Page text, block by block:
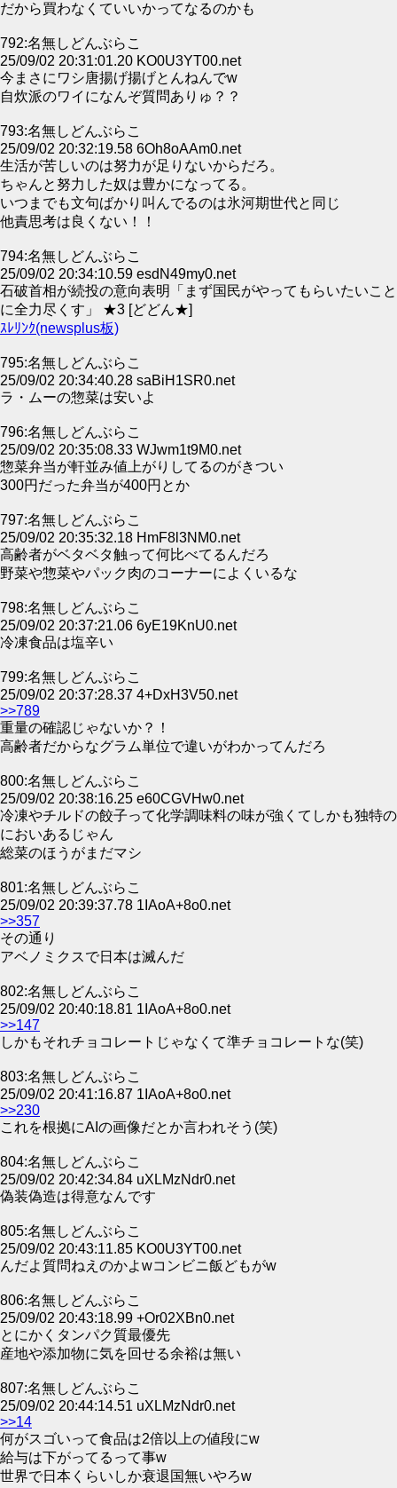
だから買わなくていいかってなるのかも
792:名無しどんぶらこ
25/09/02 20:31:01.20 KO0U3YT00.net
今まさにワシ唐揚げ揚げとんねんでw
自炊派のワイになんぞ質問ありゅ？？
793:名無しどんぶらこ
25/09/02 20:32:19.58 6Oh8oAAm0.net
生活が苦しいのは努力が足りないからだろ。
ちゃんと努力した奴は豊かになってる。
いつまでも文句ばかり叫んでるのは氷河期世代と同じ
他責思考は良くない！！
794:名無しどんぶらこ
25/09/02 20:34:10.59 esdN49my0.net
石破首相が続投の意向表明「まず国民がやってもらいたいこと
に全力尽くす」 ★3 [どどん★]
ｽﾚﾘﾝｸ(newsplus板)
795:名無しどんぶらこ
25/09/02 20:34:40.28 saBiH1SR0.net
ラ・ムーの惣菜は安いよ
796:名無しどんぶらこ
25/09/02 20:35:08.33 WJwm1t9M0.net
惣菜弁当が軒並み値上がりしてるのがきつい
300円だった弁当が400円とか
797:名無しどんぶらこ
25/09/02 20:35:32.18 HmF8l3NM0.net
高齢者がベタベタ触って何比べてるんだろ
野菜や惣菜やパック肉のコーナーによくいるな
798:名無しどんぶらこ
25/09/02 20:37:21.06 6yE19KnU0.net
冷凍食品は塩辛い
799:名無しどんぶらこ
25/09/02 20:37:28.37 4+DxH3V50.net
>>789
重量の確認じゃないか？！
高齢者だからなグラム単位で違いがわかってんだろ
800:名無しどんぶらこ
25/09/02 20:38:16.25 e60CGVHw0.net
冷凍やチルドの餃子って化学調味料の味が強くてしかも独特の
においあるじゃん
総菜のほうがまだマシ
801:名無しどんぶらこ
25/09/02 20:39:37.78 1IAoA+8o0.net
>>357
その通り
アベノミクスで日本は滅んだ
802:名無しどんぶらこ
25/09/02 20:40:18.81 1IAoA+8o0.net
>>147
しかもそれチョコレートじゃなくて準チョコレートな(笑)
803:名無しどんぶらこ
25/09/02 20:41:16.87 1IAoA+8o0.net
>>230
これを根拠にAIの画像だとか言われそう(笑)
804:名無しどんぶらこ
25/09/02 20:42:34.84 uXLMzNdr0.net
偽装偽造は得意なんです
805:名無しどんぶらこ
25/09/02 20:43:11.85 KO0U3YT00.net
んだよ質問ねえのかよwコンビニ飯どもがw
806:名無しどんぶらこ
25/09/02 20:43:18.99 +Or02XBn0.net
とにかくタンパク質最優先
産地や添加物に気を回せる余裕は無い
807:名無しどんぶらこ
25/09/02 20:44:14.51 uXLMzNdr0.net
>>14
何がスゴいって食品は2倍以上の値段にw
給与は下がってるって事w
世界で日本くらいしか衰退国無いやろw